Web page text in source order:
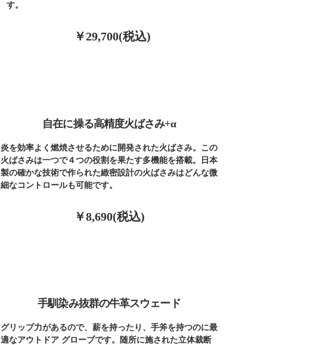
す。
￥29,700(税込)
自在に操る高精度火ばさみ+α
炎を効率よく燃焼させるために開発された火ばさみ。この
火ばさみは一つで４つの役割を果たす多機能を搭載。日本
製の確かな技術で作られた緻密設計の火ばさみはどんな微
細なコントロールも可能です。
￥8,690(税込)
手馴染み抜群の牛革スウェード
グリップ力があるので、薪を持ったり、手斧を持つのに最
適なアウトドア グローブです。随所に施された立体裁断